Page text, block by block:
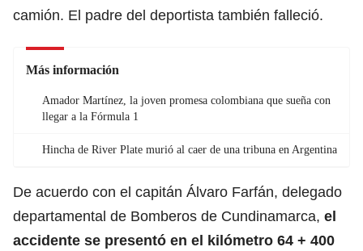
camión. El padre del deportista también falleció.
Más información
Amador Martínez, la joven promesa colombiana que sueña con
llegar a la Fórmula 1
Hincha de River Plate murió al caer de una tribuna en Argentina
De acuerdo con el capitán Álvaro Farfán, delegado
departamental de Bomberos de Cundinamarca, el
accidente se presentó en el kilómetro 64 + 400